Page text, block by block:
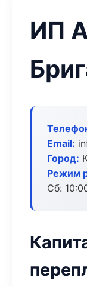
ИП
Email:
Город:
Режим
Сб: